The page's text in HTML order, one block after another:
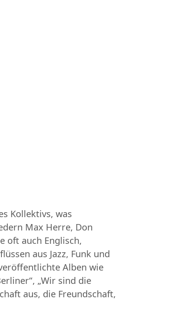
Kollektivs, was
Max Herre, Don
oft auch Englisch,
aus Jazz, Funk und
Alben wie
„Wir sind die
aus, die Freundschaft,